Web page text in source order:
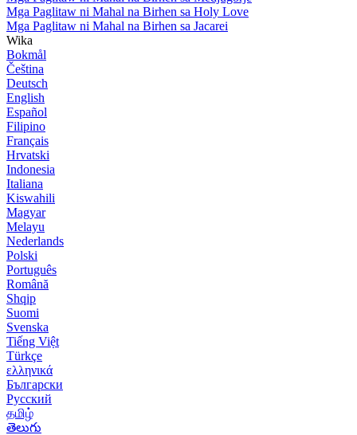
Mga Paglitaw ni Mahal na Birhen sa Holy Love
Mga Paglitaw ni Mahal na Birhen sa Jacarei
Wika
Bokmål
Čeština
Deutsch
English
Español
Filipino
Français
Hrvatski
Indonesia
Italiana
Kiswahili
Magyar
Melayu
Nederlands
Polski
Português
Română
Shqip
Suomi
Svenska
Tiếng Việt
Türkçe
ελληνικά
Български
Русский
தமிழ்
తెలుగు